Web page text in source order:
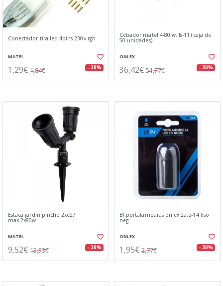
Conectador tira led 4pins 230v.rgb
MATEL
1,29€ 1,84€ - 30%
Cebador matel 4-80 w. fs-11 (caja de
50 unidades)
ONLEX
36,42€ 51,77€ - 30%
Estaca jardin pincho 2xe27
max.2x80w
MATEL
9,52€ 13,53€ - 30%
Bl.portalamparas onlex 2a.e-14 liso
neg
ONLEX
1,95€ 2,77€ - 30%